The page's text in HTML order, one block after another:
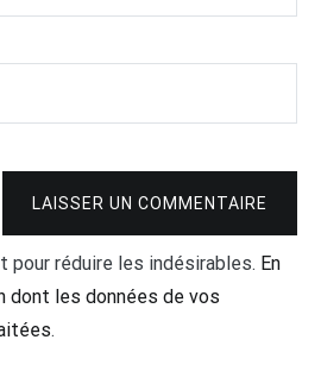
LAISSER UN COMMENTAIRE
réduire les indésirables. En
dont les données de vos
.